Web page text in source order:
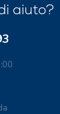
aiuto?